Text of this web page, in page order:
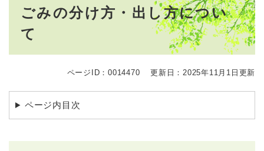
s
ごみの分け方・出し方につい
て
ページID：0014470 更新日：2025年11月1日更新
ページ内目次